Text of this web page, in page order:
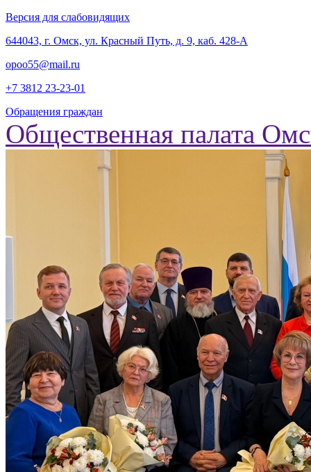
Версия для слабовидящих
‎644043, г. Омск, ул. Красный Путь, д. 9, каб. 428-А
opoo55@mail.ru
+7 3812 23-23-01
Обращения граждан
Общественная палата